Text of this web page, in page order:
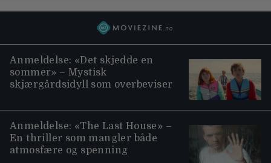
Anmeldelse: «Det skjedde en
sommer» – Mystisk
skjærgårdsidyll som overbeviser
Anmeldelse: «The Last House» –
En thriller som mangler både
atmosfære og spenning